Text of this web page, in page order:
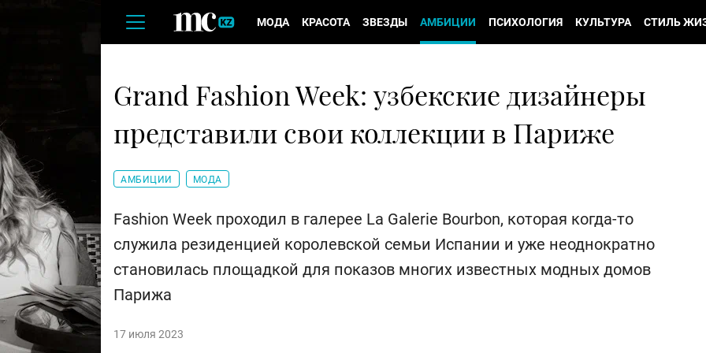
МОДА КРАСОТА ЗВЕЗДЫ АМБИЦИИ ПСИХОЛОГИЯ КУЛЬТУРА СТИЛЬ
Grand Fashion Week: узбекские дизайнеры
представили свои коллекции в Париже
АМБИЦИИ МОДА
Fashion Week проходил в галерее La Galerie Bourbon, которая когда-то
служила резиденцией королевской семьи Испании и уже неоднократно
становилась площадкой для показов многих известных модных домов
Парижа
17 июля 2023